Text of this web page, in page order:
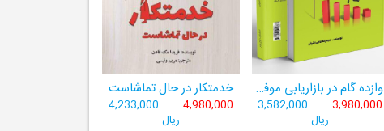
دوازده گام در بازاریابی موفق بیمه
3,980,000
3,582,000
ریال
خدمتکار در حال تماشاست
4,980,000
4,233,000
ریال